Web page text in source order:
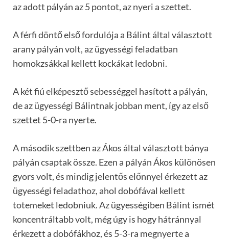
az adott pályán az 5 pontot, az nyeri a szettet.
A férfi döntő első fordulója a Bálint által választott
arany pályán volt, az ügyességi feladatban
homokzsákkal kellett kockákat ledobni.
A két fiú elképesztő sebességgel hasított a pályán,
de az ügyességi Bálintnak jobban ment, így az első
szettet 5-0-ra nyerte.
A második szettben az Ákos által választott bánya
pályán csaptak össze. Ezen a pályán Ákos különösen
gyors volt, és mindig jelentős előnnyel érkezett az
ügyességi feladathoz, ahol dobófával kellett
totemeket ledobniuk. Az ügyességiben Bálint ismét
koncentráltabb volt, még úgy is hogy hátránnyal
érkezett a dobófákhoz, és 5-3-ra megnyerte a